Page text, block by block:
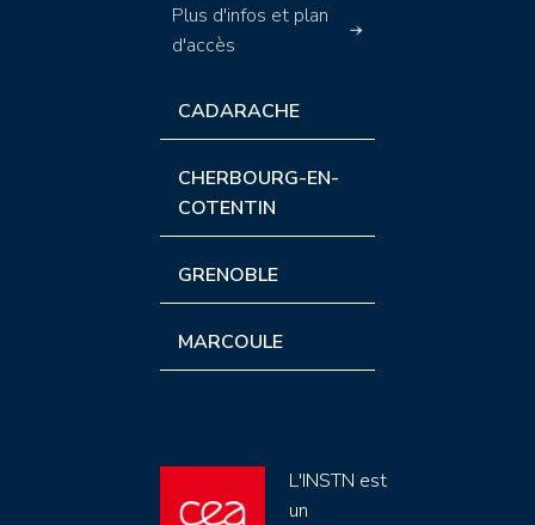
Plus d'infos et plan
d'accès
CADARACHE
CHERBOURG-EN-
COTENTIN
GRENOBLE
MARCOULE
L'INSTN est
un